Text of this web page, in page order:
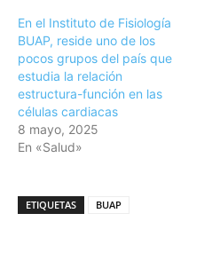
En el Instituto de Fisiología
BUAP, reside uno de los
pocos grupos del país que
estudia la relación
estructura-función en las
células cardiacas
8 mayo, 2025
En «Salud»
ETIQUETAS BUAP